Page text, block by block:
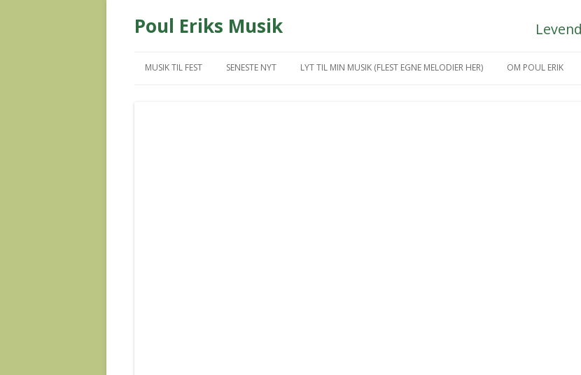
Poul Eriks Musik
til
indhold
MUSIK TIL FEST SENESTE NYT LYT TIL MIN MUSIK (FLEST EGNE MELODIER HER) OM POUL ERIK